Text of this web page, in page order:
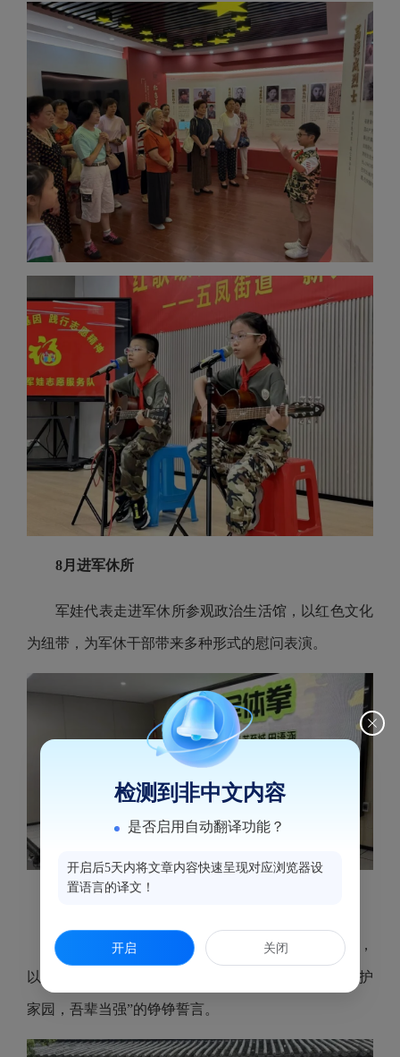
8月进军休所
军娃代表走进军休所参观政治生活馆，以红色文化
为纽带，为军休干部带来多种形式的慰问表演。
在终身教育活动日上，军娃们带来“戏骨魂”节目，
以铿锵有力的童声吟诵出“戏骨之魂，浩气长存，守护
家园，吾辈当强”的铮铮誓言。
检测到非中文内容
是否启用自动翻译功能？
开启后5天内将文章内容快速呈现对应浏览器设
置语言的译文！
开启 关闭